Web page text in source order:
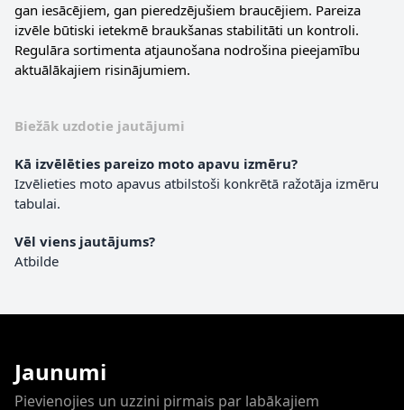
gan iesācējiem, gan pieredzējušiem braucējiem. Pareiza
izvēle būtiski ietekmē braukšanas stabilitāti un kontroli.
Regulāra sortimenta atjaunošana nodrošina pieejamību
aktuālākajiem risinājumiem.
Biežāk uzdotie jautājumi
Kā izvēlēties pareizo moto apavu izmēru?
Izvēlieties moto apavus atbilstoši konkrētā ražotāja izmēru
tabulai.
Vēl viens jautājums?
Atbilde
Jaunumi
Pievienojies un uzzini pirmais par labākajiem